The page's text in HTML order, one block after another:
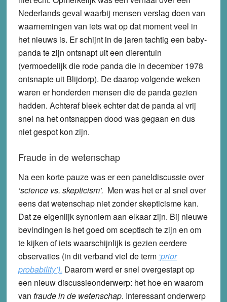
Nederlands geval waarbij mensen verslag doen van
waarnemingen van iets wat op dat moment veel in
het nieuws is. Er schijnt in de jaren tachtig een baby-
panda te zijn ontsnapt uit een dierentuin
(vermoedelijk die rode panda die in december 1978
ontsnapte uit Blijdorp). De daarop volgende weken
waren er honderden mensen die de panda gezien
hadden. Achteraf bleek echter dat de panda al vrij
snel na het ontsnappen dood was gegaan en dus
niet gespot kon zijn.
Fraude in de wetenschap
Na een korte pauze was er een paneldiscussie over
‘science vs. skepticism’. Men was het er al snel over
eens dat wetenschap niet zonder skepticisme kan.
Dat ze eigenlijk synoniem aan elkaar zijn. Bij nieuwe
bevindingen is het goed om sceptisch te zijn en om
te kijken of iets waarschijnlijk is gezien eerdere
observaties (in dit verband viel de term ‘prior
probability’). Daarom werd er snel overgestapt op
een nieuw discussieonderwerp: het hoe en waarom
van fraude in de wetenschap. Interessant onderwerp